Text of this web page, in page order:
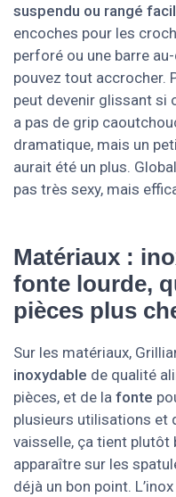
suspendu ou rangé
encoches pour les
perforé ou une barre
pouvez tout accrocher.
peut devenir glissant si
a pas de grip
dramatique, mais un
aurait été un plus.
pas très sexy, mais
Matériaux :
fonte lourde,
pièces plus
Sur les matériaux,
inoxydable de qualité
pièces, et de la fonte
plusieurs utilisations et
vaisselle, ça tient plutôt
apparaître sur les
déjà un bon point.